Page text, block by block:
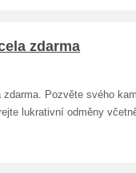
zdarma
Pozvěte svého
lukrativní odměny